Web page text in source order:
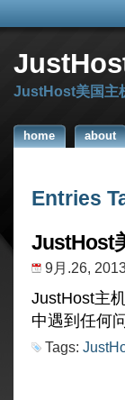
JustHost美国主
home about
Entries
JustHost
9月.26,
JustHost主
中遇到任何
Tags: